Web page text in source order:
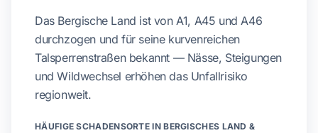
Das Bergische Land ist von A1, A45 und A46
durchzogen und für seine kurvenreichen
Talsperrenstraßen bekannt — Nässe, Steigungen
und Wildwechsel erhöhen das Unfallrisiko
regionweit.
HÄUFIGE SCHADENSORTE IN BERGISCHES LAND &